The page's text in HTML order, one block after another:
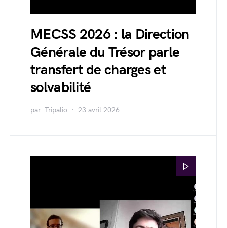
MECSS 2026 : la Direction
Générale du Trésor parle
transfert de charges et
solvabilité
par Tripalio 23 avril 2026